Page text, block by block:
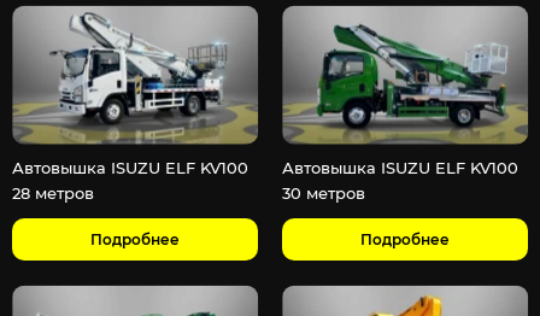
Автовышка ISUZU ELF KV100
28 метров
Подробнее
Автовышка ISUZU ELF KV100
30 метров
Подробнее